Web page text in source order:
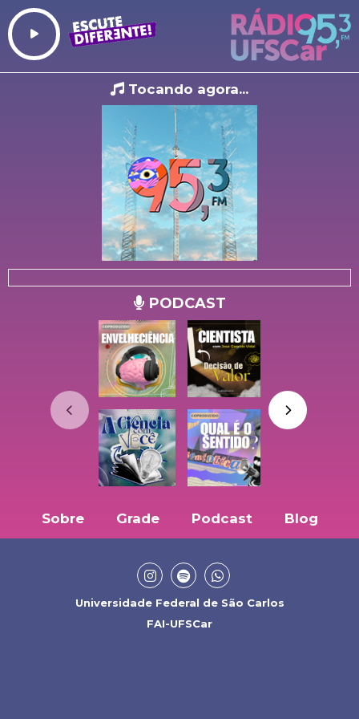
Tocando agora...
PODCAST
Sobre Grade Podcast Blog
Universidade Federal de São Carlos
FAI-UFSCar